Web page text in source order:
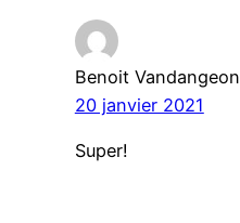
Benoit Vandangeon
20 janvier 2021
Super!